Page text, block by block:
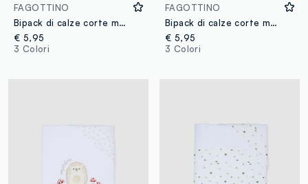
FAGOTTINO
Bipack di calze corte multicolor in misto cotone per neonata
€ 5,95
3 Colori
FAGOTTINO
Bipack di calze corte multicolor in misto cotone per neonata
€ 5,95
3 Colori